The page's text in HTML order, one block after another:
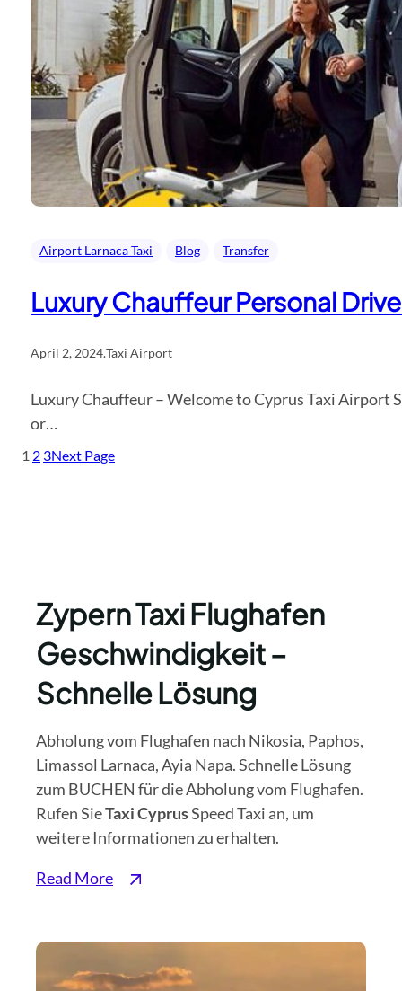
Airport Larnaca Taxi Blog Transfer
Luxury Chauffeur Personal
April 2, 2024.Taxi Airport
Luxury Chauffeur – Welcome to Cyprus Taxi Airport
or…
1 2 3Next Page
Zypern Taxi Flughafen
Geschwindigkeit –
Schnelle Lösung
Abholung vom Flughafen nach Nikosia, Paphos,
Limassol Larnaca, Ayia Napa. Schnelle Lösung
zum BUCHEN für die Abholung vom Flughafen.
Rufen SieTaxi CyprusSpeed Taxi an, um
weitere Informationen zu erhalten.
Read More